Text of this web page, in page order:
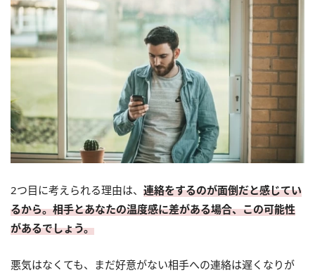
2つ目に考えられる理由は、 連絡をするのが面倒だと感じてい
るから。相手とあなたの温度感に差がある場合、この可能性
があるでしょう。
悪気はなくても、まだ好意がない相手への連絡は遅くなりが